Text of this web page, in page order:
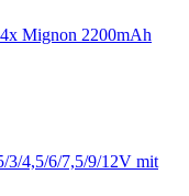
Mignon 2200mAh
3/4,5/6/7,5/9/12V mit